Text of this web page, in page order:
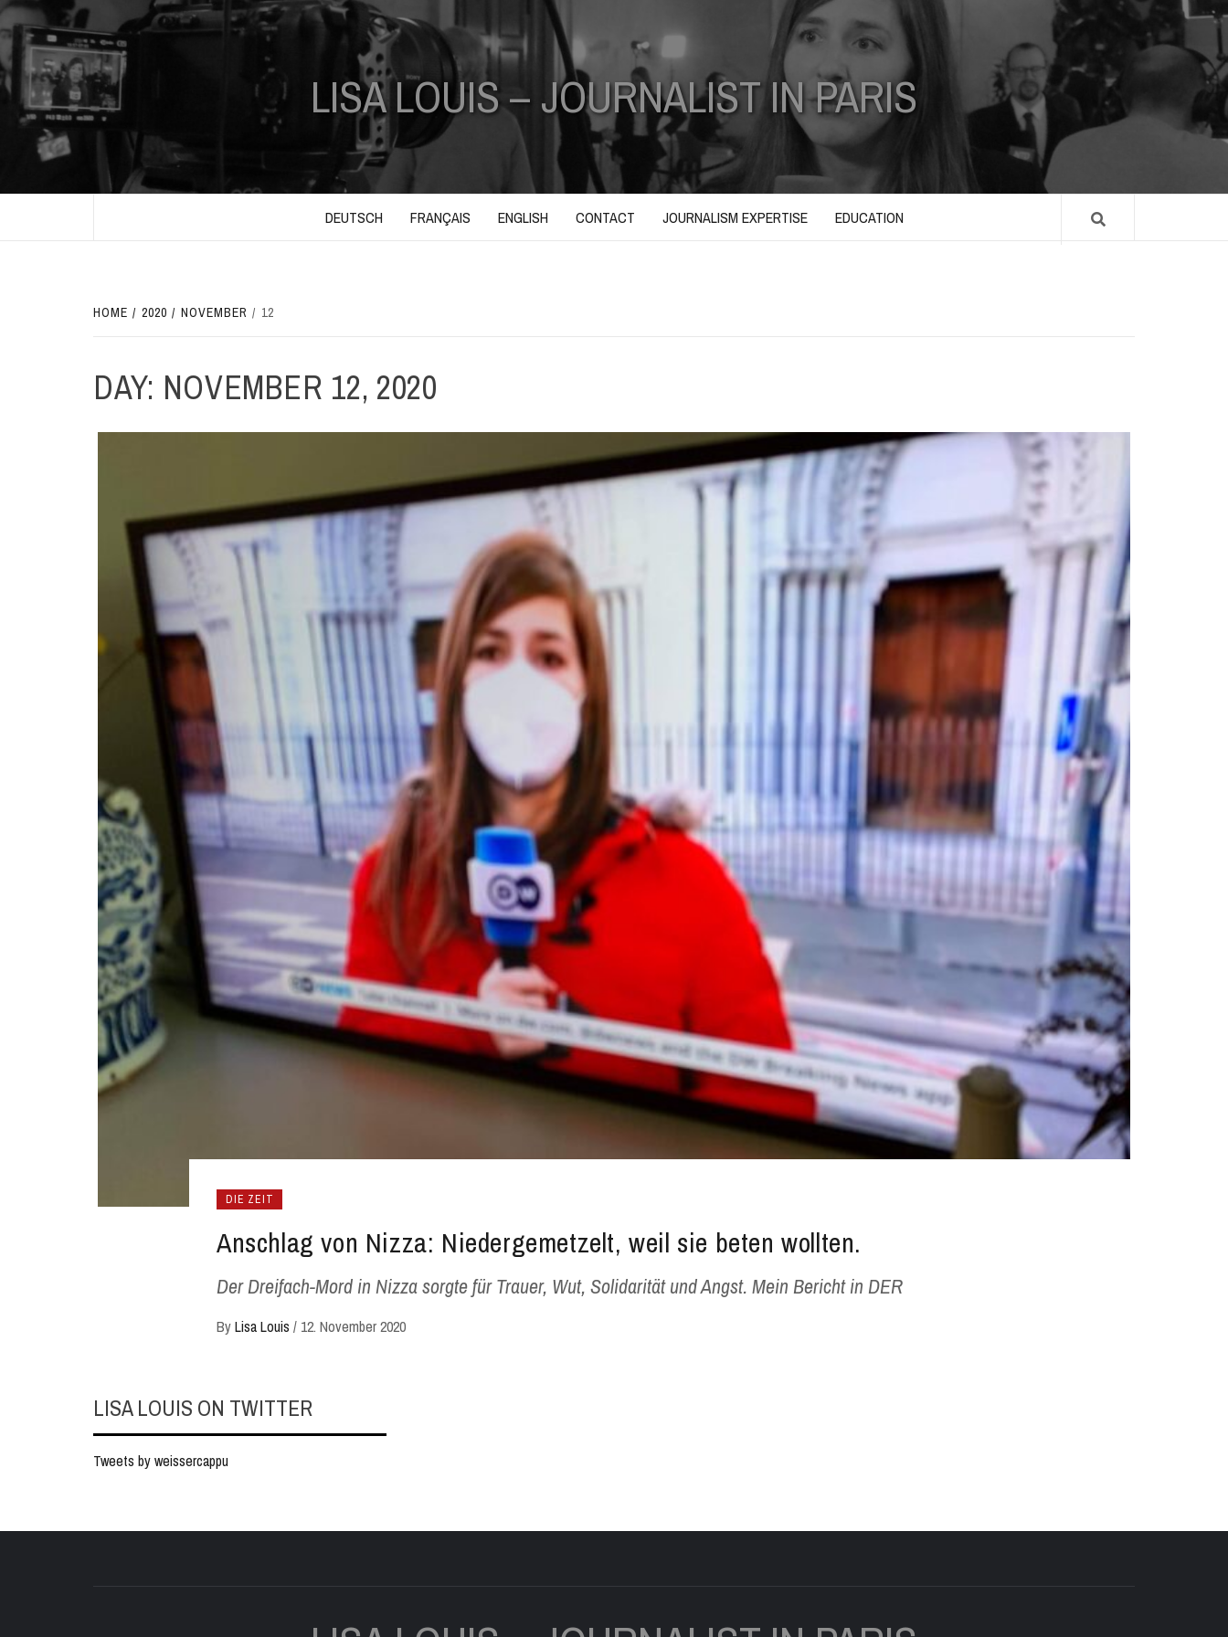
Skip
to
content
LISA LOUIS – JOURNALIST IN PARIS
DEUTSCH FRANÇAIS ENGLISH CONTACT JOURNALISM EXPERTISE EDUCATION
HOME 2020 NOVEMBER 12
DAY: NOVEMBER 12, 2020
DIE ZEIT
Anschlag von Nizza: Niedergemetzelt, weil sie beten wollten.
Der Dreifach-Mord in Nizza sorgte für Trauer, Wut, Solidarität und Angst. Mein Bericht in DER
ByLisa Louis / 12. November 2020
LISA LOUIS ON TWITTER
Tweets by weissercappu